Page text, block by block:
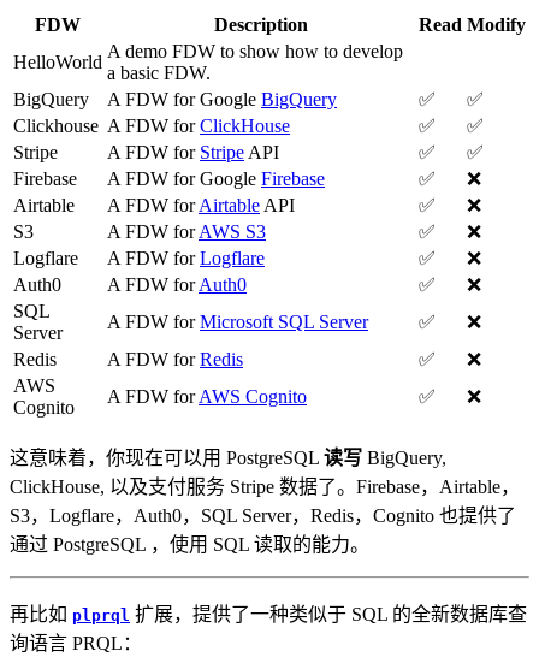
FDW Description Read Modify
HelloWorld
A demo FDW to show how to develop
a basic FDW.
BigQuery
A FDW for Google BigQuery ✅
✅
Clickhouse A FDW forClickHouse ✅
✅
Stripe
A FDW for Stripe API ✅
✅
Firebase
A FDW for Google Firebase ✅
❌
Airtable
A FDW forAirtable API ✅
❌
S3
A FDW forAWS S3 ✅
❌
Logflare
A FDW forLogflare ✅
❌
Auth0
A FDW forAuth0 ✅
❌
SQL
Server
A FDW forMicrosoft SQL Server ✅
❌
Redis
A FDW forRedis ✅
❌
AWS
Cognito
A FDW forAWS Cognito ✅ ❌
这意味着，你现在可以用 PostgreSQL 读写 BigQuery,
ClickHouse, 以及支付服务 Stripe 数据了。Firebase，Airtable，
S3，Logflare，Auth0，SQL Server，Redis，Cognito 也提供了
通过 PostgreSQL ，使用 SQL 读取的能力。
再比如 plprql 扩展，提供了一种类似于 SQL 的全新数据库查
询语言 PRQL：